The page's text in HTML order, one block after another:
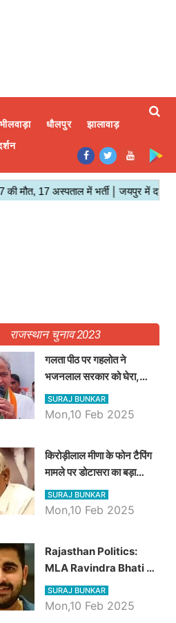
भीलवाड़ा धौलपुर
झालावाड़
राजस्थान चुनाव 2023
गलता पीठ पर गहलोत ने
भजनलाल सरकार को घेरा,
Video में देखें अब तक बड़ी
खबरें
SURAJ BUNKAR
Mon,10 Feb 2025
किरोड़ीलाल मीणा के फोन टैपिंग
मामले पर डोटासरा का बड़ा
आरोप, वीडियो में देखें AZ बड़ी
खबरें
SURAJ BUNKAR
Mon,10 Feb 2025
Rajasthan Politics:
MLA Ravindra Bhati ने
प्रदेश की शिक्षा व्यवस्था पर
उठाए सवाल, Madan
SURAJ BUNKAR
Mon,10 Feb 2025